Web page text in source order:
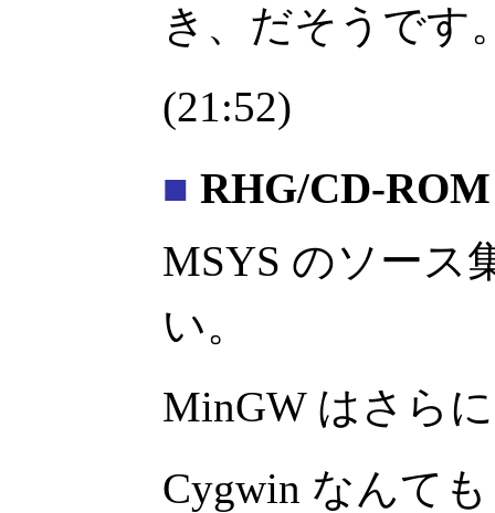
き、だそうです
(21:52)
■ RHG/CD-ROM
MSYS のソース
い。
MinGW はさら
Cygwin なんて